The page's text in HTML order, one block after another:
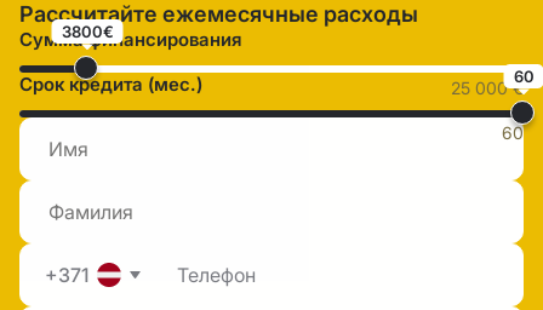
Рассчитайте ежемесячные расходы
Сумма финансирования
3800€
25 000 €
Срок кредита (мес.) 60
60
+371